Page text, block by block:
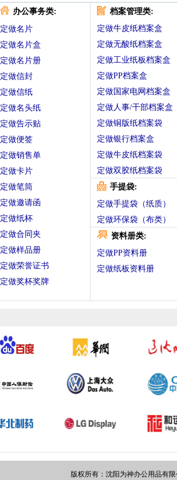
办公事务类:
定做名片
定做名片盒
定做名片册
定做信封
定做信纸
定做名头纸
定做告示贴
定做便签
定做销售单
定做卡片
定做笔筒
定做邀请函
定做纸杯
定做合同夹
定做样品册
定做荣誉证书
定做奖杯奖牌
档案管理类:
定做牛皮纸档案盒
定做无酸纸档案盒
定做工业纸板档案盒
定做PP档案盒
定做国家电网档案盒
定做人事/干部档案盒
定做铜版纸档案袋
定做银行档案盒
定做牛皮纸档案袋
定做双胶纸档案袋
手提袋:
定做手提袋（纸质）
定做环保袋（布类）
资料册类:
定做PP资料册
定做纸板资料册
版权所有：沈阳为神办公用品有限